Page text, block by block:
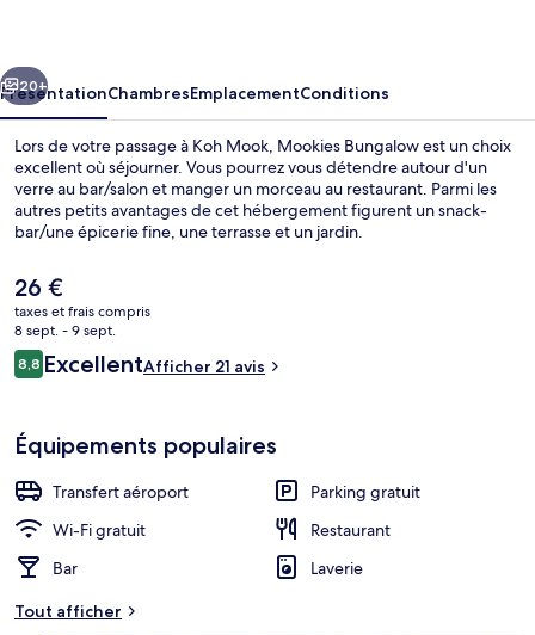
Suivant
20+
PrésentationChambresEmplacementConditions
Lors de votre passage à Koh Mook, Mookies Bungalow est un choix
excellent où séjourner. Vous pourrez vous détendre autour d'un
verre au bar/salon et manger un morceau au restaurant. Parmi les
autres petits avantages de cet hébergement figurent un snack-
bar/une épicerie fine, une terrasse et un jardin.
Le
prix
actuel
est
de
26 €
taxes et frais compris
8 sept. - 9 sept.
Avis
voyageurs
8,88,8 sur 10
ExcellentAfficher 21 avis
Équipements populaires
Transfert aéroport
Parking gratuit
Wi-Fi gratuit
Restaurant
Bar
Laverie
Tout afficher